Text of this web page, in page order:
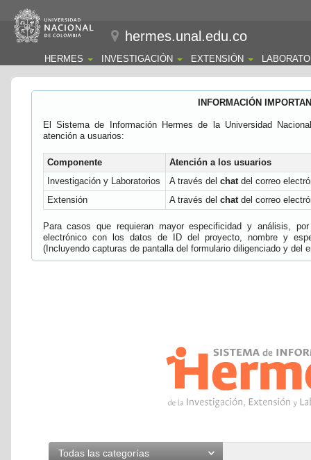
hermes.unal.edu.co
HERMES INVESTIGACIÓN EXTENSIÓN
INFORMACIÓN
El Sistema de Información Hermes de la Universidad
atención a usuarios:
Componente
Atención a los usuarios
Investigación y Laboratorios
A través del chatdel correo
Extensión
A través del chatdel correo
Para casos que requieran mayor especificidad y análisis,
electrónico con los datos de ID del proyecto, nombre y
(Incluyendo capturas de pantalla del formulario diligenciado y del
Todas las categorías